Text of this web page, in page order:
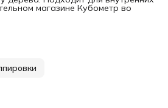
магазине Кубометр во